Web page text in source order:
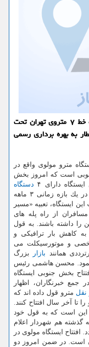
به گزارش مسیرساز یازدهمین ایستگاه خط ۷ متروی تهران تحت
به بهره برداری رسمی
مترو مولوی واقع در
و جنوبی است كه امروز بخش
دارای ۴
دستگاه
آسانسور است كه نصب این آسانسورها در یك بازه زمانی ۳ ماهه
ایستگاه، تعبیه «مسیر
از راه پله های
داشته باشند. به قول
به كاهش بار ترافیكی و
و موتورسیكلت می
همانند بازار
بزرگ
نمود. محسن هاشمی رئیس
بخش جنوبی ایستگاه
خط ۷ با حضور در جمع خبرنگاران، اظهار
مترو قول داده اند كه
آخر سال افتتاح كنند.
این است كه به قول خود
گذشته هم شهردار اعلام
افتتاح ایستگاه مولوی در
است. در ضمن امروز دو